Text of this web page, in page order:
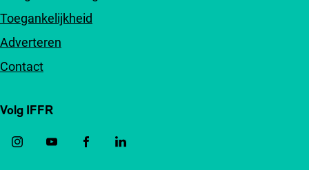
Toegankelijkheid
Adverteren
Contact
Volg IFFR